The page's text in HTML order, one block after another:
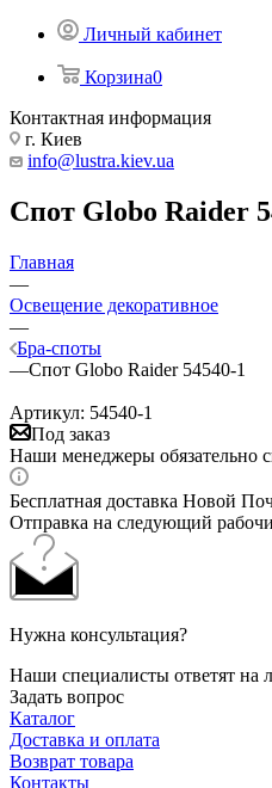
Личный кабинет
Корзина0
Контактная информация
г. Киев
info@lustra.kiev.ua
Спот Globo Raider
Главная
—
Освещение декоративное
—
Бра-споты
—Спот Globo Raider 54540-1
Артикул: 54540-1
Под заказ
Наши менеджеры обязательно
Бесплатная доставка Новой
Отправка на следующий
Нужна консультация?
Наши специалисты ответят
Задать вопрос
Каталог
Доставка и оплата
Возврат товара
Контакты